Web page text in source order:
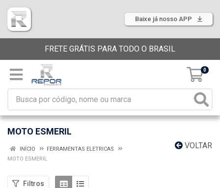
Baixe já nosso APP
FRETE GRÁTIS PARA TODO O BRASIL
0
MOTO ESMERIL
VOLTAR
INÍCIO
FERRAMENTAS ELETRICAS
MOTO ESMERIL
Filtros